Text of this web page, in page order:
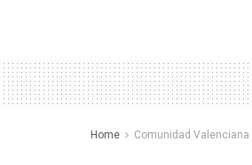
Home Comunidad Valenciana